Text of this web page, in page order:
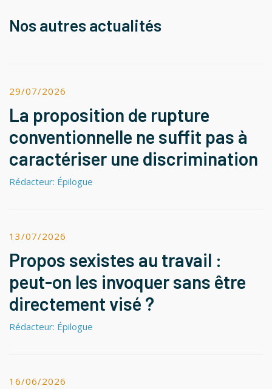
Nos autres actualités
29/07/2026
La proposition de rupture
conventionnelle ne suffit pas à
caractériser une discrimination
Rédacteur: Épilogue
13/07/2026
Propos sexistes au travail :
peut-on les invoquer sans être
directement visé ?
Rédacteur: Épilogue
16/06/2026